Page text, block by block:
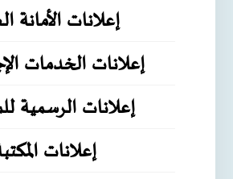
إعلانات الأمانة
إعلانات الخدمات
إعلانات الرسمية
إعلانات